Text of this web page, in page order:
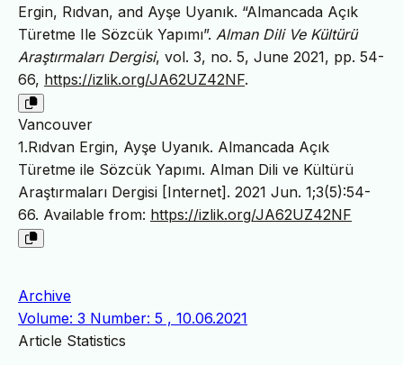
Ergin, Rıdvan, and Ayşe Uyanık. “Almancada Açık
Türetme Ile Sözcük Yapımı”. Alman Dili Ve Kültürü
Araştırmaları Dergisi, vol. 3, no. 5, June 2021, pp. 54-
66, https://izlik.org/JA62UZ42NF.
Vancouver
1.Rıdvan Ergin, Ayşe Uyanık. Almancada Açık
Türetme ile Sözcük Yapımı. Alman Dili ve Kültürü
Araştırmaları Dergisi [Internet]. 2021 Jun. 1;3(5):54-
66. Available from: https://izlik.org/JA62UZ42NF
Archive
Volume: 3 Number: 5 , 10.06.2021
Article Statistics